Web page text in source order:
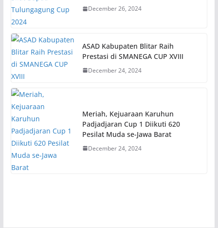
December 26, 2024
ASAD Kabupaten Blitar Raih
Prestasi di SMANEGA CUP XVIII
December 24, 2024
Meriah, Kejuaraan Karuhun
Padjadjaran Cup 1 Diikuti 620
Pesilat Muda se-Jawa Barat
December 24, 2024